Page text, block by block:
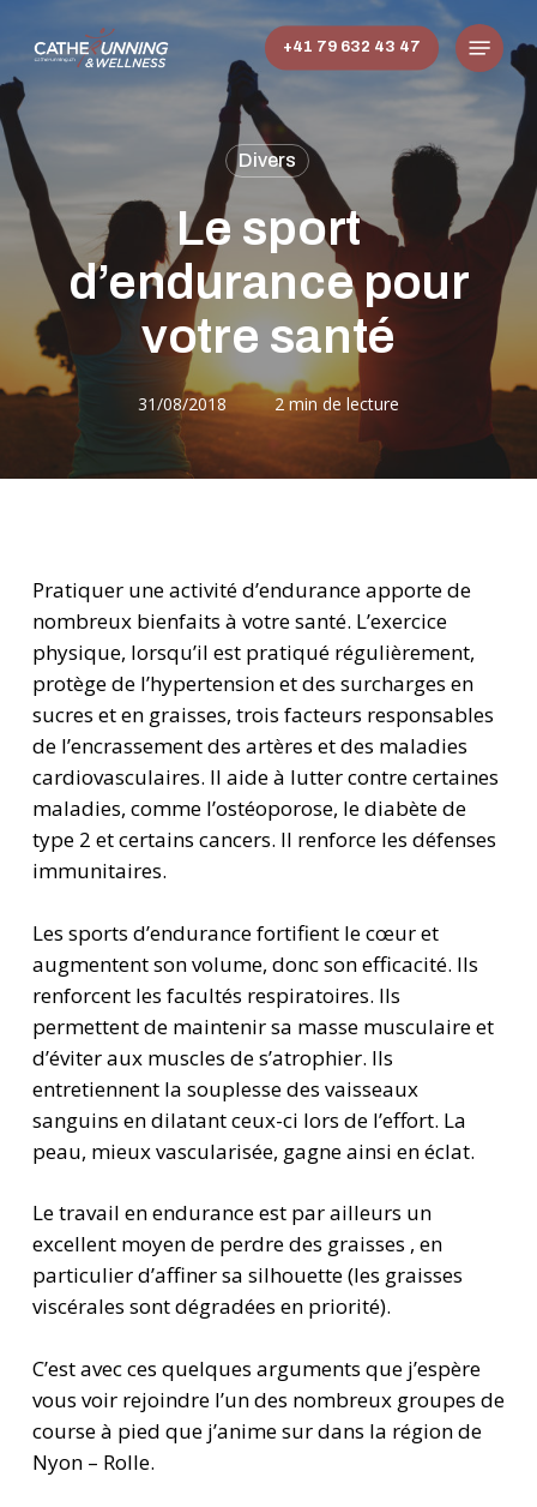
main
content
+41 79 632 43 47
Menu
Divers
Le sport
d’endurance pour
votre santé
31/08/2018 2 min de lecture
Pratiquer une activité d’endurance apporte de
nombreux bienfaits à votre santé. L’exercice
physique, lorsqu’il est pratiqué régulièrement,
protège de l’hypertension et des surcharges en
sucres et en graisses, trois facteurs responsables
de l’encrassement des artères et des maladies
cardiovasculaires. Il aide à lutter contre certaines
maladies, comme l’ostéoporose, le diabète de
type 2 et certains cancers. Il renforce les défenses
immunitaires.
Les sports d’endurance fortifient le cœur et
augmentent son volume, donc son efficacité. Ils
renforcent les facultés respiratoires. Ils
permettent de maintenir sa masse musculaire et
d’éviter aux muscles de s’atrophier. Ils
entretiennent la souplesse des vaisseaux
sanguins en dilatant ceux-ci lors de l’effort. La
peau, mieux vascularisée, gagne ainsi en éclat.
Le travail en endurance est par ailleurs un
excellent moyen de perdre des graisses , en
particulier d’affiner sa silhouette (les graisses
viscérales sont dégradées en priorité).
C’est avec ces quelques arguments que j’espère
vous voir rejoindre l’un des nombreux groupes de
course à pied que j’anime sur dans la région de
Nyon – Rolle.